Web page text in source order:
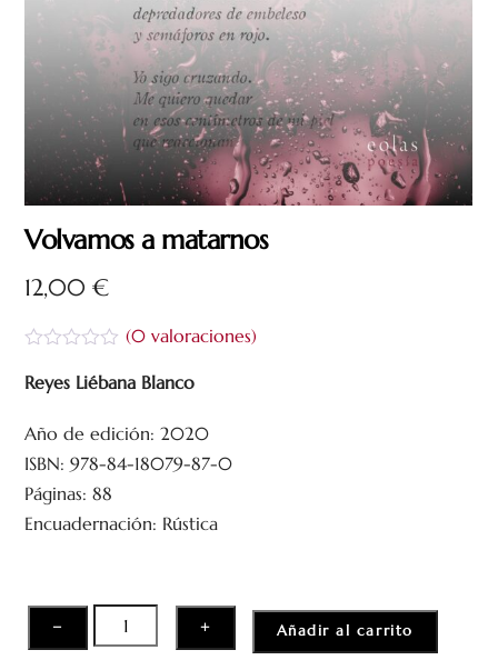
Volvamos a matarnos
12,00€
a
r
d
o
c
o
5
(0valoraciones)
Reyes Liébana Blanco
Año de edición: 2020
ISBN: 978-84-18079-87-0
Páginas: 88
Encuadernación: Rústica
−
Volvamos
a
+ Añadir al carrito